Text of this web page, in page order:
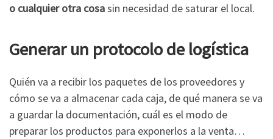
o cualquier otra cosasin necesidad de saturar el local.
Generar un protocolo de logística
Quién va a recibir los paquetes de los proveedores y
cómo se va a almacenar cada caja, de qué manera se va
a guardar la documentación, cuál es el modo de
preparar los productos para exponerlos a la venta…